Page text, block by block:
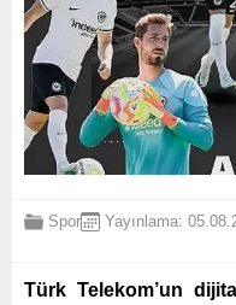
Spor Yayınlama:
Türk Telekom’un